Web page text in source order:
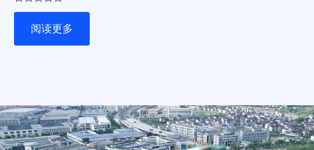
评
5
阅读更多